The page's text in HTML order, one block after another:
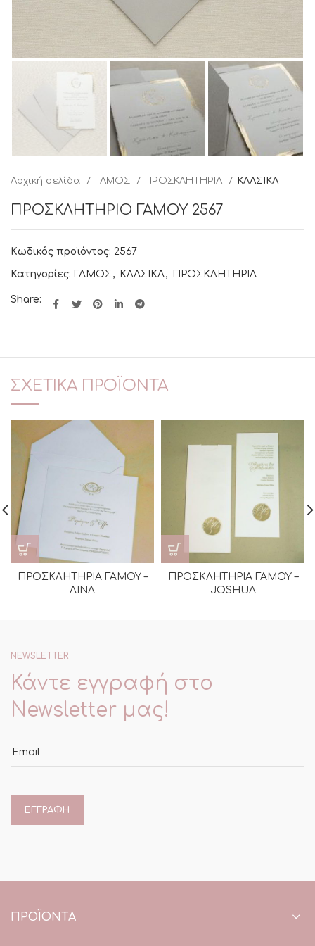
Αρχική σελίδα ΓΑΜΟΣ ΠΡΟΣΚΛΗΤΗΡΙΑ ΚΛΑΣΙΚΑ
ΠΡΟΣΚΛΗΤΗΡΙΟ ΓΑΜΟΥ 2567
Κωδικός προϊόντος: 2567
Κατηγορίες: ΓΑΜΟΣ, ΚΛΑΣΙΚΑ, ΠΡΟΣΚΛΗΤΗΡΙΑ
Share:
ΣΧΕΤΙΚΆ ΠΡΟΪΌΝΤΑ
ΠΡΟΣΚΛΗΤΗΡΙΑ ΓΑΜΟΥ –
AINA
ΠΡΟΣΚΛΗΤΗΡΙΑ ΓΑΜΟΥ –
JOSHUA
NEWSLETTER
Κάντε εγγραφή στο
Newsletter μας!
ΠΡΟΪΌΝΤΑ